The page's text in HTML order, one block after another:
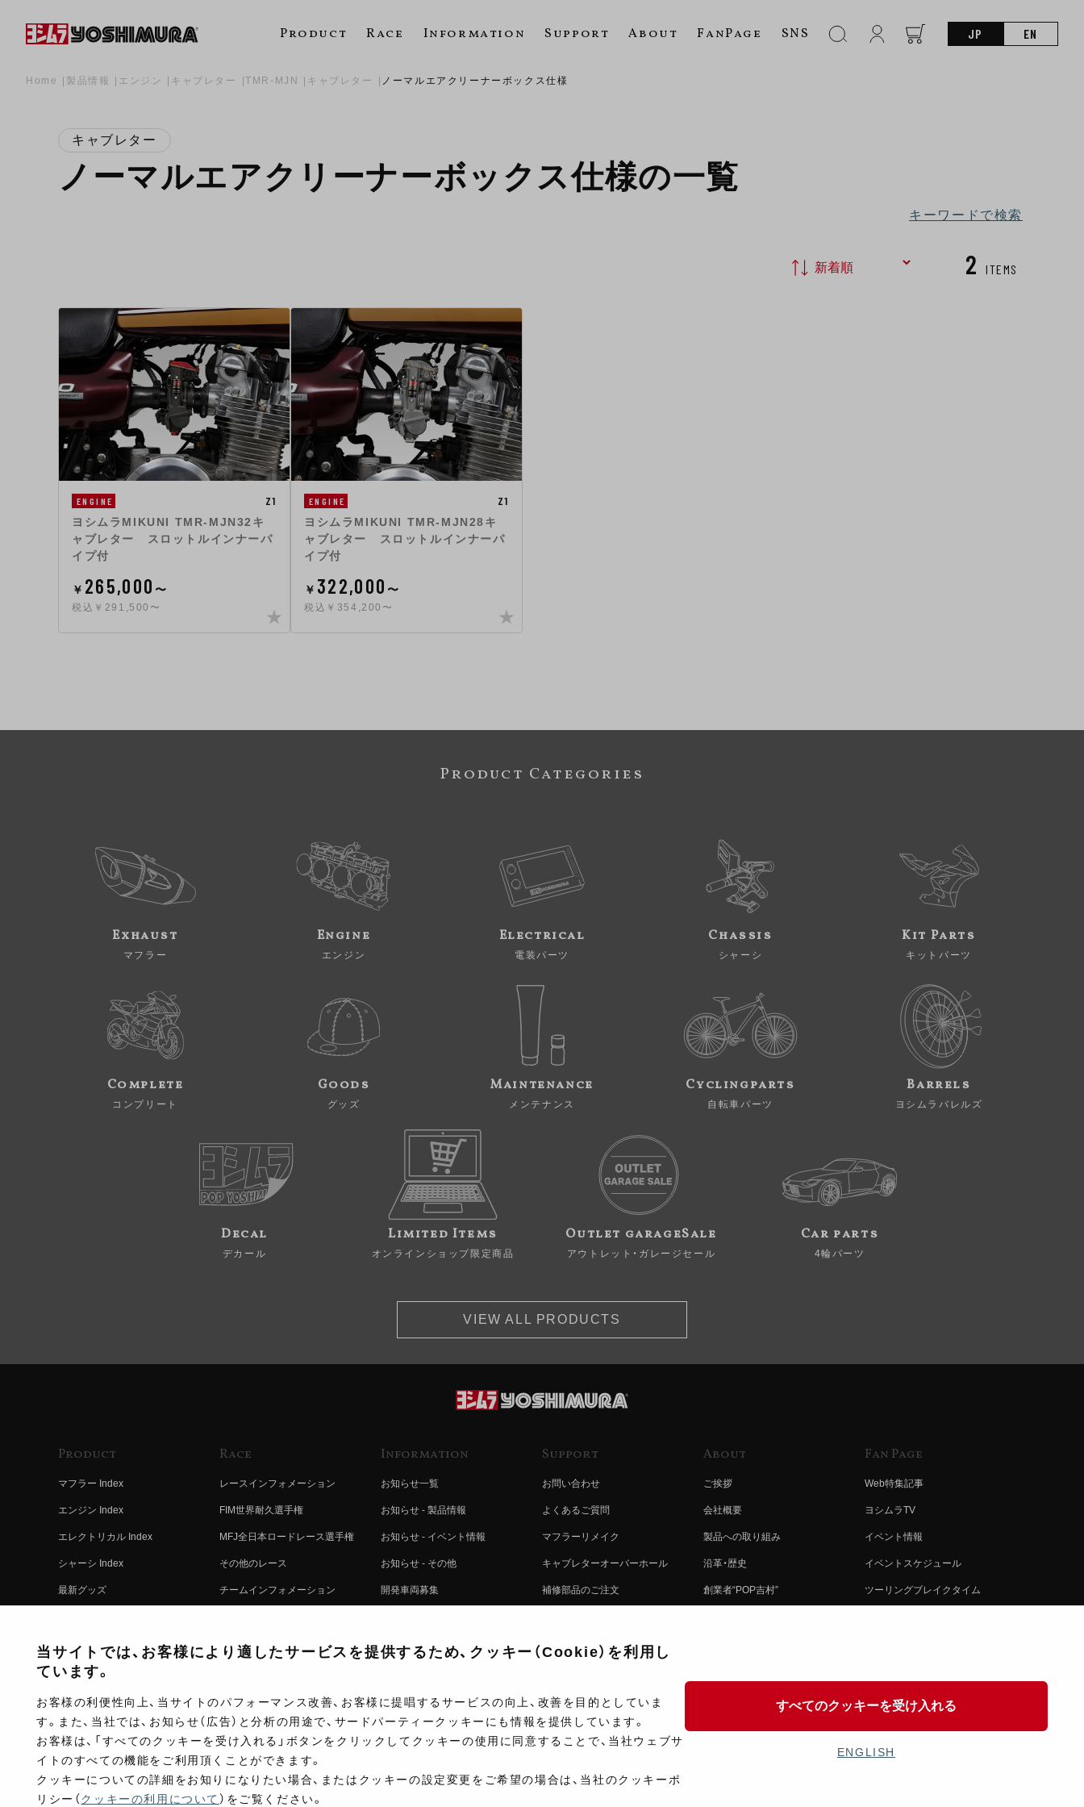
Product Race Information Support About FanPage SNS JP EN
Home 製品情報 エンジン キャブレター TMR-MJN キャブレター ノーマルエアクリーナーボックス仕様
キャブレター
ノーマルエアクリーナーボックス仕様の一覧
キーワードで検索
2 ITEMS
ENGINE Z1
ヨシムラMIKUNI TMR-MJN32キ
ャブレター スロットルインナーパ
イプ付
￥ 265,000 〜
税込￥291,500〜
ENGINE Z1
ヨシムラMIKUNI TMR-MJN28キ
ャブレター スロットルインナーパ
イプ付
￥ 322,000 〜
税込￥354,200〜
Product Categories
Exhaust
マフラー
Engine
エンジン
Electrical
電装パーツ
Chassis
シャーシ
Kit Parts
キットパーツ
Complete
コンプリート
Goods
グッズ
Maintenance
メンテナンス
Cyclingparts
自転車パーツ
Barrels
ヨシムラバレルズ
Decal
デカール
Limited Items
オンラインショップ限定商品
Outlet garageSale
アウトレット・ガレージセール
Car parts
4輪パーツ
VIEW ALL PRODUCTS
Product
マフラー Index
エンジン Index
エレクトリカル Index
シャーシ Index
最新グッズ
コンプリート
Race
レースインフォメーション
FIM世界耐久選手権
MFJ全日本ロードレース選手権
その他のレース
チームインフォメーション
レースムービー
Information
お知らせ一覧
お知らせ - 製品情報
お知らせ - イベント情報
お知らせ - その他
開発車両募集
注文方法
Support
お問い合わせ
よくあるご質問
マフラーリメイク
キャブレターオーバーホール
補修部品のご注文
製品に関する重要なお知らせ
ポイントについて
ショップ情報
製品マニュアル検索
About
ご挨拶
会社概要
製品への取り組み
沿革・歴史
創業者“POP吉村”
Fan Page
Web特集記事
ヨシムラTV
イベント情報
イベントスケジュール
ツーリングブレイクタイム
当サイトでは、お客様により適したサービスを提供するため、クッキー（Cookie）を利用し
ています。
お客様の利便性向上、当サイトのパフォーマンス改善、お客様に提唱するサービスの向上、改善を目的としていま
す。また、当社では、お知らせ（広告）と分析の用途で、サードパーティークッキーにも情報を提供しています。
お客様は、「すべてのクッキーを受け入れる」ボタンをクリックしてクッキーの使用に同意することで、当社ウェブサ
イトのすべての機能をご利用頂くことができます。
クッキーについての詳細をお知りになりたい場合、またはクッキーの設定変更をご希望の場合は、当社のクッキーポ
リシー（クッキーの利用について ）をご覧ください。
すべてのクッキーを受け入れる
ENGLISH